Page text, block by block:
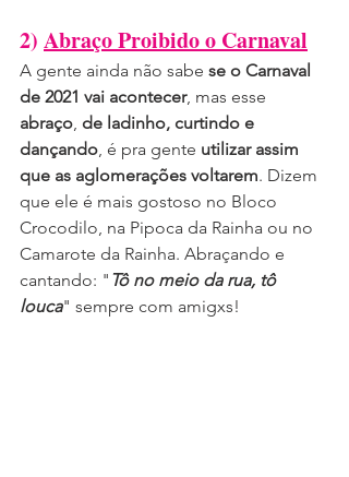
2) Abraço Proibido o Carnaval
A gente ainda não sabe se o Carnaval
de 2021 vai acontecer, mas esse
abraço, de ladinho, curtindo e
dançando, é pra gente utilizar assim
que as aglomerações voltarem. Dizem
que ele é mais gostoso no Bloco
Crocodilo, na Pipoca da Rainha ou no
Camarote da Rainha. Abraçando e
cantando: " Tô no meio da rua, tô
louca" sempre com amigxs!